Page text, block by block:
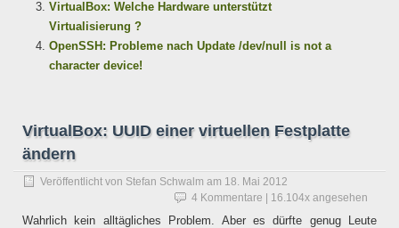
VirtualBox: Welche Hardware unterstützt
Virtualisierung ?
OpenSSH: Probleme nach Update /dev/null is not a
character device!
VirtualBox: UUID einer virtuellen Festplatte
ändern
Veröffentlicht von Stefan Schwalm am 18. Mai 2012
4 Kommentare | 16.104x angesehen
Wahrlich kein alltägliches Problem. Aber es dürfte genug Leute